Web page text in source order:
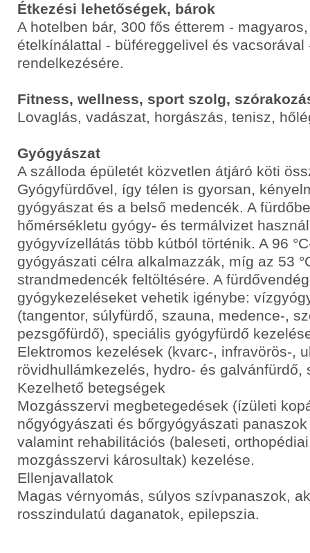
Étkezési lehetőségek, bárok
A hotelben bár, 300 fős étterem -
ételkínálattal - büféreggelivel és vacsorával
rendelkezésére.
Fitness, wellness, sport szolg,
Lovaglás, vadászat, horgászás, tenisz,
Gyógyászat
A szálloda épületét közvetlen átjáró köti
Gyógyfürdővel, így télen is gyorsan,
gyógyászat és a belső medencék. A
hőmérsékletu gyógy- és termálvizet
gyógyvízellátás több kútból történik. A 96
gyógyászati célra alkalmazzák, míg az 53
strandmedencék feltöltésére. A
gyógykezeléseket vehetik igénybe:
(tangentor, súlyfürdő, szauna, medence-,
pezsgőfürdő), speciális gyógyfürdő
Elektromos kezelések (kvarc-, infravörös-,
rövidhullámkezelés, hydro- és galvánfürdő,
Kezelhető betegségek
Mozgásszervi megbetegedések (ízületi
nőgyógyászati és bőrgyógyászati
valamint rehabilitációs (baleseti,
mozgásszervi károsultak) kezelése.
Ellenjavallatok
Magas vérnyomás, súlyos szívpanaszok,
rosszindulatú daganatok, epilepszia.